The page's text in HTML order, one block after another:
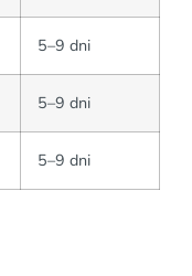
5–9 dni
5–9 dni
5–9 dni